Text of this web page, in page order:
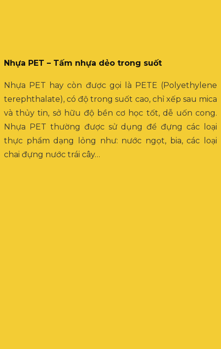
Nhựa PET – Tấm nhựa dẻo trong suốt
Nhựa PET hay còn được gọi là PETE (Polyethylene
terephthalate), có độ trong suốt cao, chỉ xếp sau mica
và thủy tin, sở hữu độ bền cơ học tốt, dễ uốn cong.
Nhựa PET thường được sử dụng để đựng các loại
thực phẩm dạng lỏng như: nước ngọt, bia, các loại
chai đựng nước trái cây…